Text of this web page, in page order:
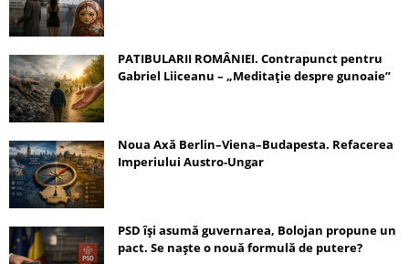
PATIBULARII ROMÂNIEI. Contrapunct pentru
Gabriel Liiceanu – „Meditație despre gunoaie”
Noua Axă Berlin–Viena–Budapesta. Refacerea
Imperiului Austro-Ungar
PSD își asumă guvernarea, Bolojan propune un
pact. Se naște o nouă formulă de putere?